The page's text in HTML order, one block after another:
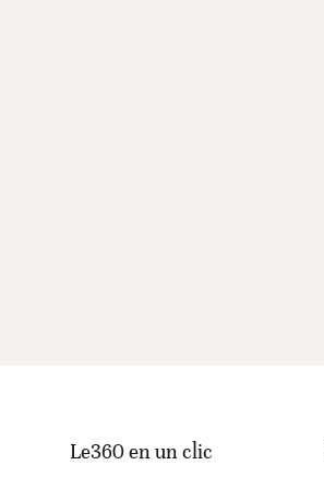
Le360 en un clic